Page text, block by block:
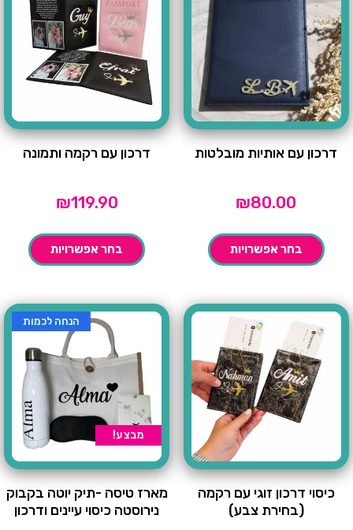
דרכון עם אותיות מובלטות
₪80.00
בחר אפשרויות
דרכון עם רקמה ותמונה
₪119.90
בחר אפשרויות
כיסוי דרכון זוגי עם רקמה
(בחירת צבע)
מבצע!
הנחה לכמות
מארז טיסה -תיק יוטה בקבוק
נירוסטה כיסוי עיינים ודרכון